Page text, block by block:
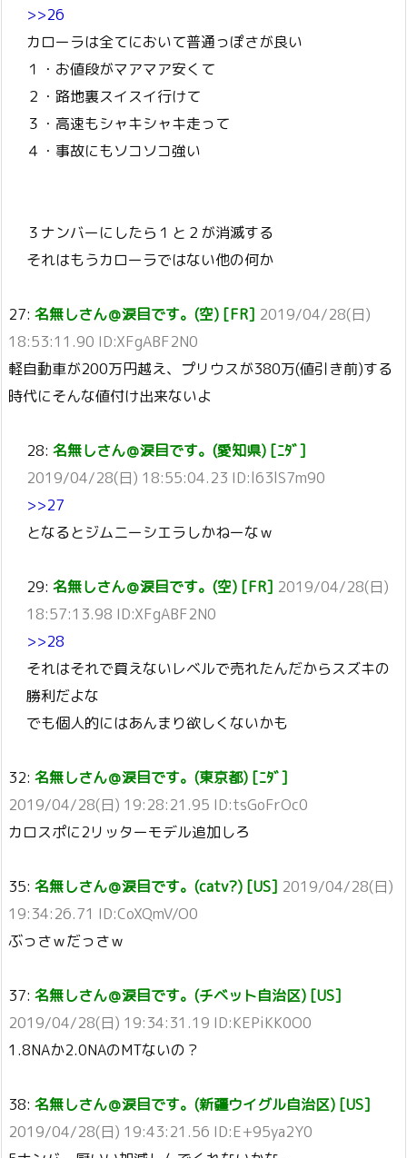
>>26
カローラは全てにおいて普通っぽさが良い
１・お値段がマアマア安くて
２・路地裏スイスイ行けて
３・高速もシャキシャキ走って
４・事故にもソコソコ強い
３ナンバーにしたら１と２が消滅する
それはもうカローラではない他の何か
27: 名無しさん＠涙目です。(空) [FR] 2019/04/28(日)
18:53:11.90 ID:XFgABF2N0
軽自動車が200万円越え、プリウスが380万(値引き前)する
時代にそんな値付け出来ないよ
28: 名無しさん＠涙目です。(愛知県) [ﾆﾀﾞ]
2019/04/28(日) 18:55:04.23 ID:l63lS7m90
>>27
となるとジムニーシエラしかねーなｗ
29: 名無しさん＠涙目です。(空) [FR] 2019/04/28(日)
18:57:13.98 ID:XFgABF2N0
>>28
それはそれで買えないレベルで売れたんだからスズキの
勝利だよな
でも個人的にはあんまり欲しくないかも
32: 名無しさん＠涙目です。(東京都) [ﾆﾀﾞ]
2019/04/28(日) 19:28:21.95 ID:tsGoFrOc0
カロスポに2リッターモデル追加しろ
35: 名無しさん＠涙目です。(catv?) [US] 2019/04/28(日)
19:34:26.71 ID:CoXQmV/O0
ぶっさｗだっさｗ
37: 名無しさん＠涙目です。(チベット自治区) [US]
2019/04/28(日) 19:34:31.19 ID:KEPiKK0O0
1.8NAか2.0NAのMTないの？
38: 名無しさん＠涙目です。(新疆ウイグル自治区) [US]
2019/04/28(日) 19:43:21.56 ID:E+95ya2Y0